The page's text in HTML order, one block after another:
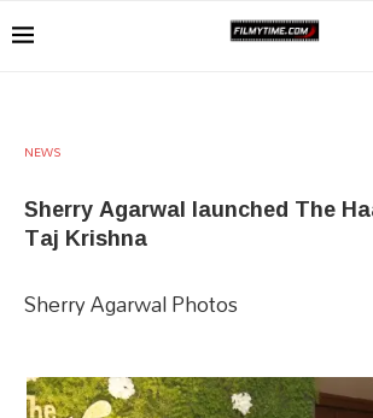
NEWS
Sherry Agarwal launched The
Taj Krishna
Sherry Agarwal Photos